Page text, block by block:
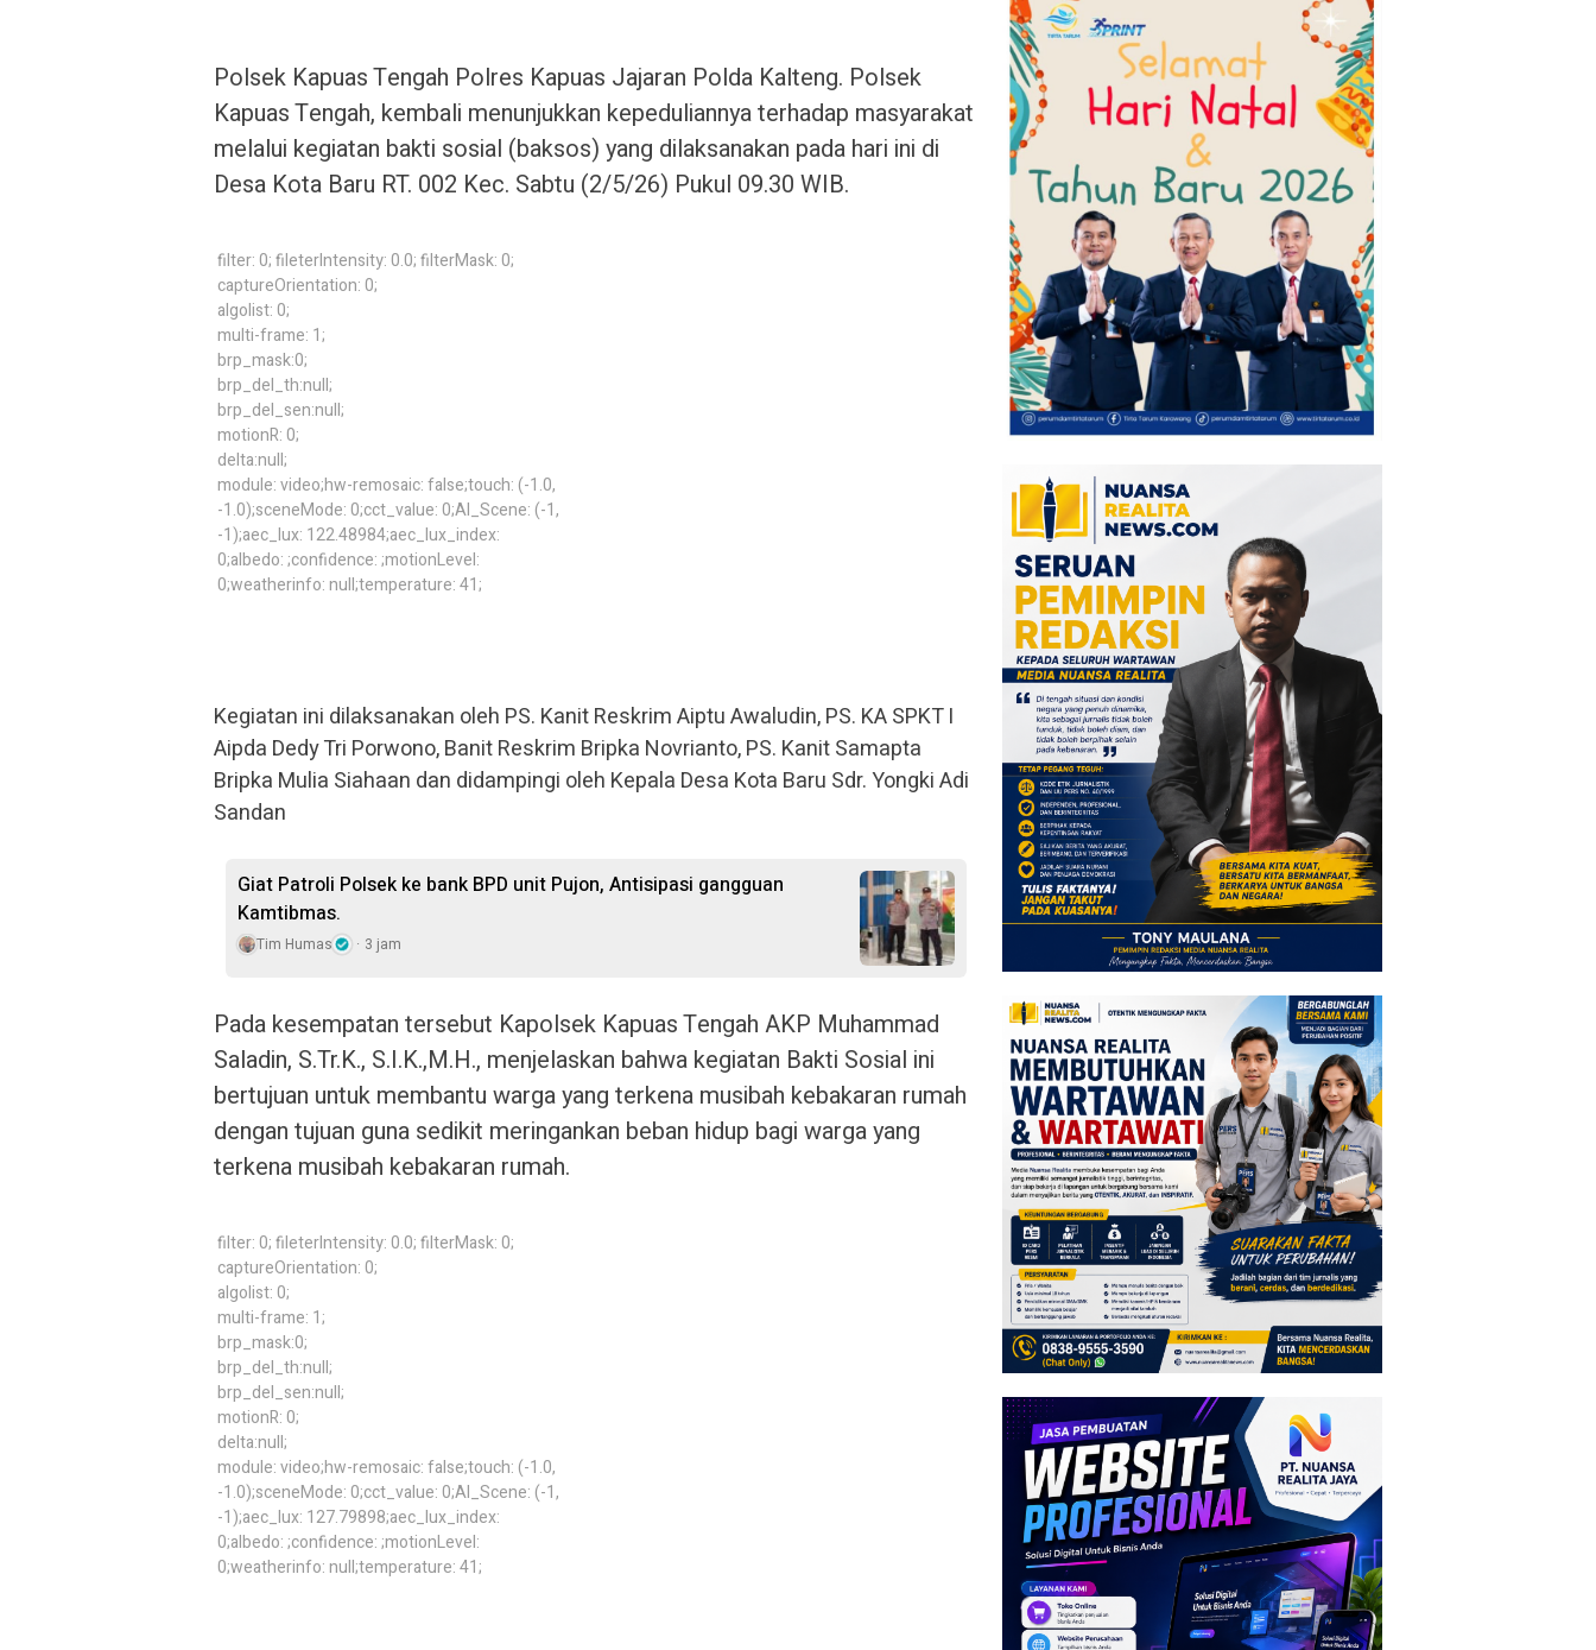
Polsek Kapuas Tengah Polres Kapuas Jajaran Polda Kalteng. Polsek
Kapuas Tengah, kembali menunjukkan kepeduliannya terhadap masyarakat
melalui kegiatan bakti sosial (baksos) yang dilaksanakan pada hari ini di
Desa Kota Baru RT. 002 Kec. Sabtu (2/5/26) Pukul 09.30 WIB.
filter: 0; fileterIntensity: 0.0; filterMask: 0;
captureOrientation: 0;
algolist: 0;
multi-frame: 1;
brp_mask:0;
brp_del_th:null;
brp_del_sen:null;
motionR: 0;
delta:null;
module: video;hw-remosaic: false;touch: (-1.0,
-1.0);sceneMode: 0;cct_value: 0;AI_Scene: (-1,
-1);aec_lux: 122.48984;aec_lux_index:
0;albedo: ;confidence: ;motionLevel:
0;weatherinfo: null;temperature: 41;
Kegiatan ini dilaksanakan oleh PS. Kanit Reskrim Aiptu Awaludin, PS. KA SPKT I
Aipda Dedy Tri Porwono, Banit Reskrim Bripka Novrianto, PS. Kanit Samapta
Bripka Mulia Siahaan dan didampingi oleh Kepala Desa Kota Baru Sdr. Yongki Adi
Sandan
Giat Patroli Polsek ke bank BPD unit Pujon, Antisipasi gangguan
Kamtibmas.
Tim Humas 3 jam
Pada kesempatan tersebut Kapolsek Kapuas Tengah AKP Muhammad
Saladin, S.Tr.K., S.I.K.,M.H., menjelaskan bahwa kegiatan Bakti Sosial ini
bertujuan untuk membantu warga yang terkena musibah kebakaran rumah
dengan tujuan guna sedikit meringankan beban hidup bagi warga yang
terkena musibah kebakaran rumah.
filter: 0; fileterIntensity: 0.0; filterMask: 0;
captureOrientation: 0;
algolist: 0;
multi-frame: 1;
brp_mask:0;
brp_del_th:null;
brp_del_sen:null;
motionR: 0;
delta:null;
module: video;hw-remosaic: false;touch: (-1.0,
-1.0);sceneMode: 0;cct_value: 0;AI_Scene: (-1,
-1);aec_lux: 127.79898;aec_lux_index:
0;albedo: ;confidence: ;motionLevel:
0;weatherinfo: null;temperature: 41;